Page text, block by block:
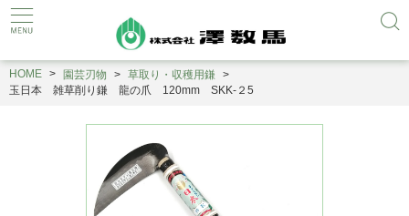
HOME 園芸刃物
草取り・収穫用鎌
玉日本 雑草削り鎌 龍の爪 120mm SKK-２5